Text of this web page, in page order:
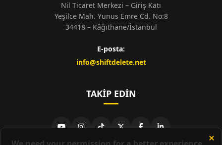
Nil Ticaret Merkezi – Giriş Katı
Yeşilce Mah. Yunus Emre Cd. No:8
34418 – Kâğıthane/İstanbul
E-posta:
info@shiftdelete.net
TAKIP EDIN